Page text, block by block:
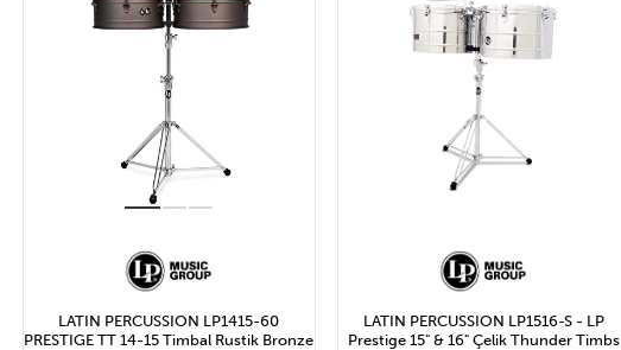
LATIN PERCUSSION LP1415-60
PRESTIGE TT 14-15 Timbal Rustik Bronze
LATIN PERCUSSION LP1516-S - LP
Prestige 15" & 16" Çelik Thunder Timbs